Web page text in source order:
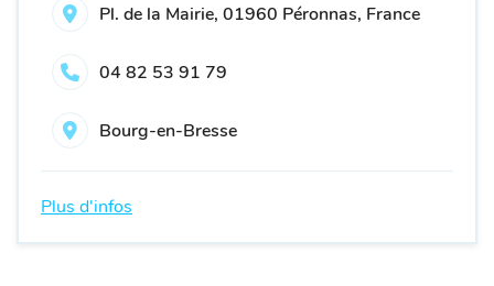
Pl. de la Mairie, 01960 Péronnas, France
04 82 53 91 79
Bourg-en-Bresse
Plus d'infos